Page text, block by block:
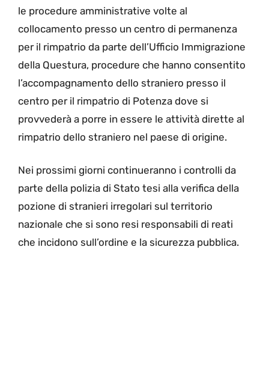
le procedure amministrative volte al
collocamento presso un centro di permanenza
per il rimpatrio da parte dell’Ufficio Immigrazione
della Questura, procedure che hanno consentito
l’accompagnamento dello straniero presso il
centro per il rimpatrio di Potenza dove si
provvederà a porre in essere le attività dirette al
rimpatrio dello straniero nel paese di origine.
Nei prossimi giorni continueranno i controlli da
parte della polizia di Stato tesi alla verifica della
pozione di stranieri irregolari sul territorio
nazionale che si sono resi responsabili di reati
che incidono sull’ordine e la sicurezza pubblica.